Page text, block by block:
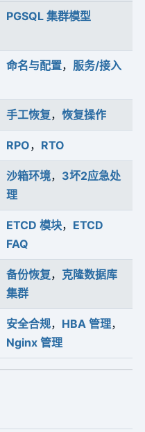
PGSQL 集群模型
命名与配置， 服务/接入
手工恢复， 恢复操作
RPO， RTO
沙箱环境， 3坏2应急处
理
ETCD 模块， ETCD
FAQ
备份恢复， 克隆数据库
集群
安全合规， HBA 管理，
Nginx 管理